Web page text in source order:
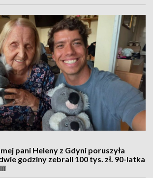
pani Heleny z Gdyni poruszyła
godziny zebrali 100 tys. zł. 90-latka